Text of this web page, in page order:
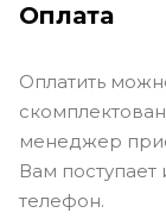
Оплата
Оплатить
менеджер
Вам
телефон.